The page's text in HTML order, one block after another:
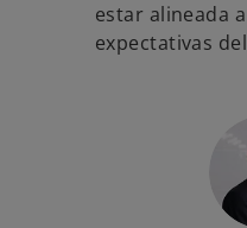
estar alineada
expectativas